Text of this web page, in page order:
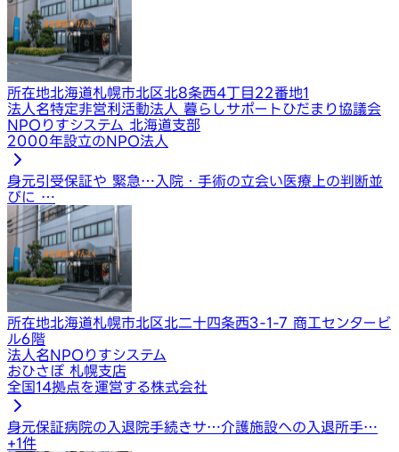
所在地北海道札幌市北区北8条西4丁目22番地1
法人名特定非営利活動法人 暮らしサポートひだまり協議会
NPOりすシステム 北海道支部
2000年設立のNPO法人
身元引受保証や 緊急… 入院・手術の立会い医療上の判断並
びに …
所在地北海道札幌市北区北二十四条西3-1-7 商工センタービ
ル6階
法人名NPOりすシステム
おひさぽ 札幌支店
全国14拠点を運営する株式会社
身元保証病院の入退院手続きサ…介護施設への入退所手…
+1件